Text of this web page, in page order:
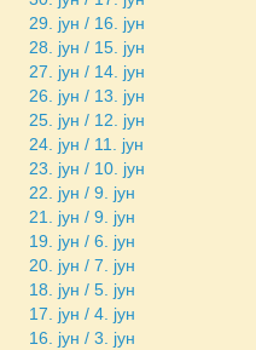
29. јун / 16. јун
28. јун / 15. јун
27. јун / 14. јун
26. јун / 13. јун
25. јун / 12. јун
24. јун / 11. јун
23. јун / 10. јун
22. јун / 9. јун
21. јун / 9. јун
19. јун / 6. јун
20. јун / 7. јун
18. јун / 5. јун
17. јун / 4. јун
16. јун / 3. јун